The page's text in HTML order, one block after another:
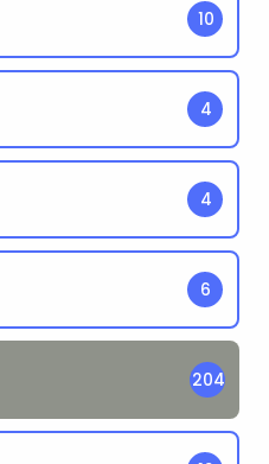
10
4
4
6
204